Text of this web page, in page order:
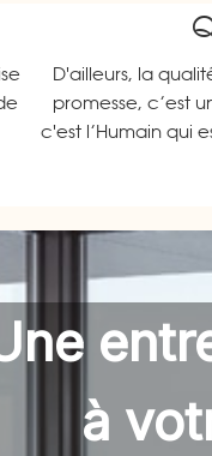
D'ailleurs, la
promesse, c’est
c'est l’Humain qui
à